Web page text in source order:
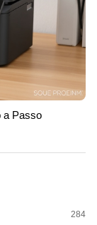
a Passo
284